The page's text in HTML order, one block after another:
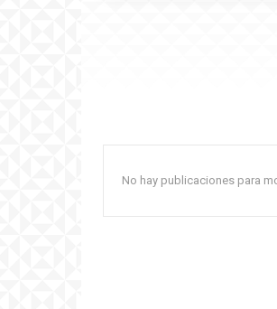
No hay publicaciones para